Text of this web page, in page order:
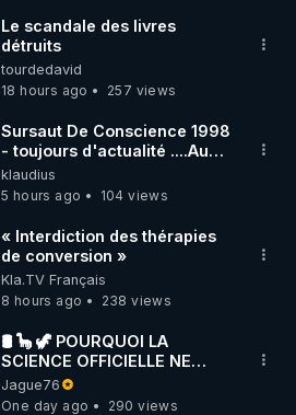
Le scandale des livres
détruits
tourdedavid
18 hours ago
257 views
Sursaut De Conscience 1998
- toujours d'actualité ....Au
Dela Du Réel
klaudius
5 hours ago
104 views
« Interdiction des thérapies
de conversion »
Kla.TV Français
8 hours ago
238 views
🛢 🦕 🦖 POURQUOI LA
SCIENCE OFFICIELLE NE
CONNAÎT-ELLE PAS LA VRAIE
ORIGINE DU PÉTROLE ?
Jague76
One day ago
290 views